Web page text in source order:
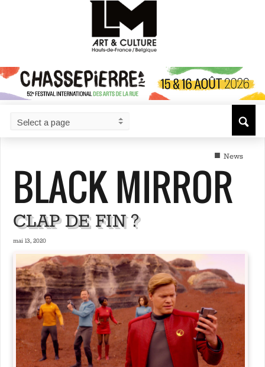
■ News
BLACK MIRROR
CLAP DE FIN ?
mai 13, 2020